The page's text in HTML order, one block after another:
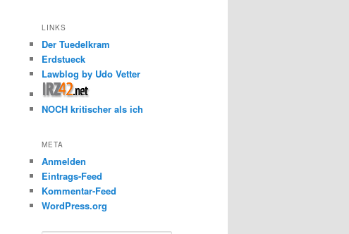
LINKS
Der Tuedelkram
Erdstueck
Lawblog by Udo Vetter
NOCH kritischer als ich
META
Anmelden
Eintrags-Feed
Kommentar-Feed
WordPress.org